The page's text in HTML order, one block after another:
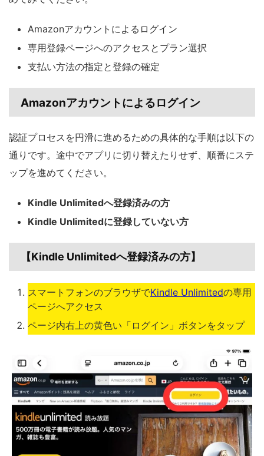
Amazonアカウントによるログイン
専用登録ページへのアクセスとプラン選択
支払い方法の指定と登録の確定
Amazonアカウントによるログイン
認証プロセスを円滑に進めるための具体的な手順は以下の
通りです。途中でアプリに切り替えたりせず、順番にステ
ップを進めてください。
Kindle Unlimitedへ登録済みの方
Kindle Unlimitedに登録していない方
【Kindle Unlimitedへ登録済みの方】
スマートフォンのブラウザでKindle Unlimitedの専用
ページへアクセス
ページ内右上の黄色い「ログイン」ボタンをタップ